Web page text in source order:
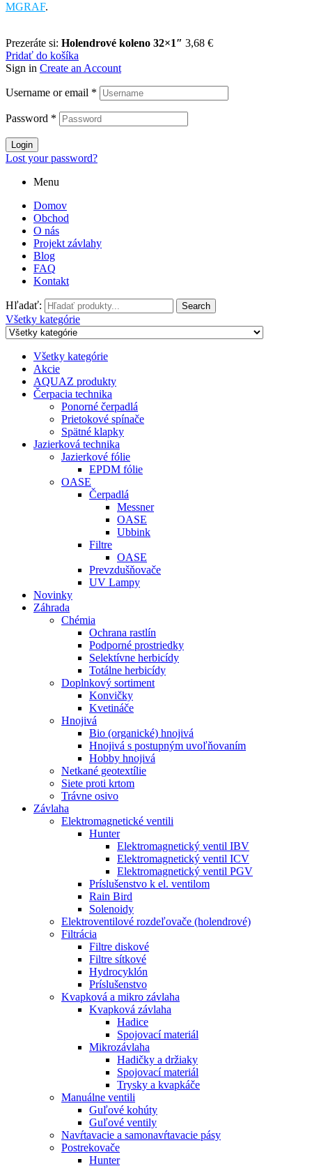
MGRAF.
Prezeráte si: Holendrové koleno 32×1″ 3,68 €
Pridať do košíka
Sign in Create an Account
Username or email *
Password *
Login
Lost your password?
Menu
Domov
Obchod
O nás
Projekt závlahy
Blog
FAQ
Kontakt
Hľadať: Search
Všetky kategórie
Všetky kategórie
Akcie
AQUAZ produkty
Čerpacia technika
Ponorné čerpadlá
Prietokové spínače
Spätné klapky
Jazierková technika
Jazierkové fólie
EPDM fólie
OASE
Čerpadlá
Messner
OASE
Ubbink
Filtre
OASE
Prevzdušňovače
UV Lampy
Novinky
Záhrada
Chémia
Ochrana rastlín
Podporné prostriedky
Selektívne herbicídy
Totálne herbicídy
Doplnkový sortiment
Konvičky
Kvetináče
Hnojivá
Bio (organické) hnojivá
Hnojivá s postupným uvoľňovaním
Hobby hnojivá
Netkané geotextílie
Siete proti krtom
Trávne osivo
Závlaha
Elektromagnetické ventili
Hunter
Elektromagnetický ventil IBV
Elektromagnetický ventil ICV
Elektromagnetický ventil PGV
Príslušenstvo k el. ventilom
Rain Bird
Solenoidy
Elektroventilové rozdeľovače (holendrové)
Filtrácia
Filtre diskové
Filtre sítkové
Hydrocyklón
Príslušenstvo
Kvapková a mikro závlaha​
Kvapková závlaha
Hadice
Spojovací materiál
Mikrozávlaha
Hadičky a držiaky
Spojovací materiál
Trysky a kvapkáče
Manuálne ventili
Guľové kohúty
Guľové ventily
Navŕtavacie a samonavŕtavacie pásy
Postrekovače
Hunter